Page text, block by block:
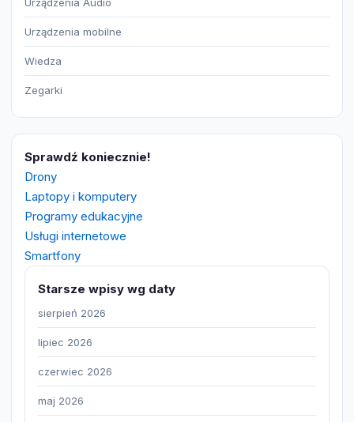
Urządzenia mobilne
Wiedza
Zegarki
Sprawdź koniecznie!
Drony
Laptopy i komputery
Programy edukacyjne
Usługi internetowe
Smartfony
Starsze wpisy wg daty
sierpień 2026
lipiec 2026
czerwiec 2026
maj 2026